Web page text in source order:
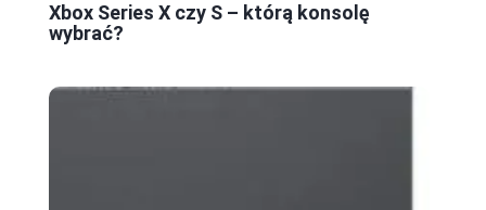
Xbox Series X czy S – którą konsolę
wybrać?